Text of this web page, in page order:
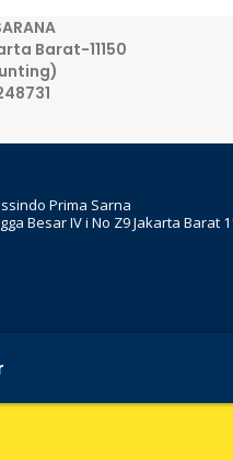
Barat-11150
Prima Sarna
Besar IV i No Z9 Jakarta Barat